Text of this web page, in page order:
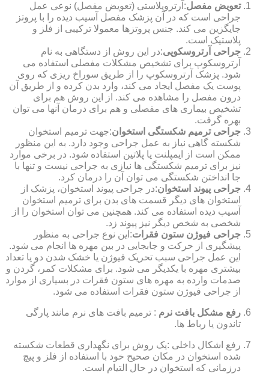
تعویض مفصل:آرتروپلاستی (تعویض مفصل) نوعی عمل
جراحی است که در آن پزشک مفصل آسیب دیده را با پروتز
جایگزین می کند. جنس پروتزها معمولا ترکیبی از فلز و
پلاستیک است.
جراحی آرتروسکوپی:در این روش از دستگاهی به نام
آرتروسکوپ برای تشخیص مشکلات مفصلی استفاده می
شود. پزشک آرتروسکوپ را از طریق سوراخ ریزی که روی
پوست یک مفصل ایجاد می کند، وارد بدن کرده و از طریق آن
درون مفصل را مشاهده می کند. از این روش هم برای
تشخیص بیماری های مفصلی و هم برای درمان آنها می توان
بهره گرفت.
جراحی ترمیم شکستگی استخوان:جهت ترمیم استخوان
شکسته گاهی نیاز به عمل جراحی وجود دارد. به این منظور
ممکن است از ایمپلنت یا پلاتین استفاده شود. در برخی موارد
نیز برای ترمیم شکستگی ها نیازی به جراحی نیست و تنها با
جا انداختن شکستگی می توان آن را درمان کرد.
جراحی پیوند استخوان:در جراحی پیوند استخوان، پزشک از
استخوان های دیگر قسمت های بدن برای ترمیم استخوان
آسیب دیده استفاده می کند. همچنین می توان استخوان را از
شخصی به شخص دیگر نیز پیوند زد.
جراحی فیوژن ستون فقرات:این نوع جراحی به منظور
پیشگیری از حرکت و جابجایی در بین مهره ها انجام می شود.
این عمل جراحی سبب تحریک فیوژن یا خشک شدن دو یا تعداد
بیشتری مهره با یکدیگر می شود. برای مشکلات کمر، گردن و
صدمات وارده به مهره های ستون فقرات در بسیاری از موارد
از جراحی فیوژن ستون فقرات استفاده می شود.
رفع مشکل بافت نرم : ترمیم بافت های نرم مانند پارگی
تاندون یا رباط ها.
رفع اشکال داخلی :یک روش برای نگهداری قطعات شکسته
شده استخوان در مکان صحیح خود با استفاده از فلز و پیچ
درزمانی که استخوان در حال التیام است.